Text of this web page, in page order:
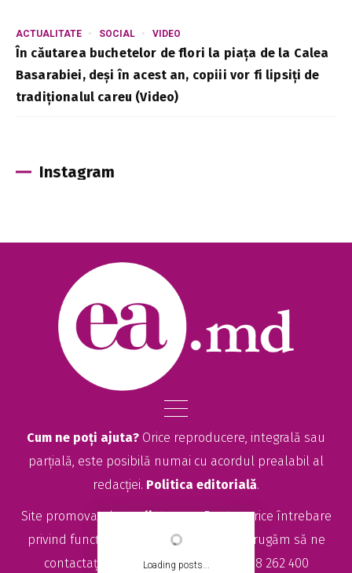
Loading posts...
ACTUALITATE SOCIAL VIDEO
În căutarea buchetelor de flori la piața de la Calea
Basarabiei, deși în acest an, copiii vor fi lipsiți de
tradiționalul careu (Video)
Instagram
Cum ne poți ajuta? Orice reproducere, integrală sau
parțială, este posibilă numai cu acordul prealabil al
redacției. Politica editorială.
Site promovat deseolitte.com. Pentru orice întrebare
privind funcționarea site-ului EA.md, vă rugăm să ne
contactați la
sales@ea.mdsau +373 78 262 400